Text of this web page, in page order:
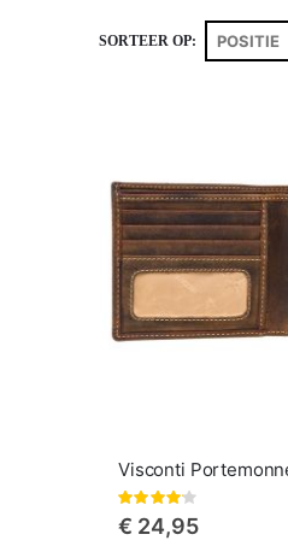
SORTEER OP
Waardering:
€ 24,95